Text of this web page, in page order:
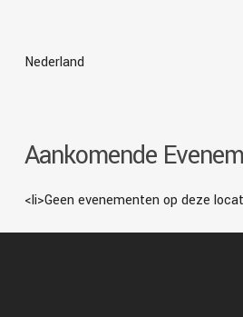
Nederland
Aankomende
<li>Geen evenementen op deze